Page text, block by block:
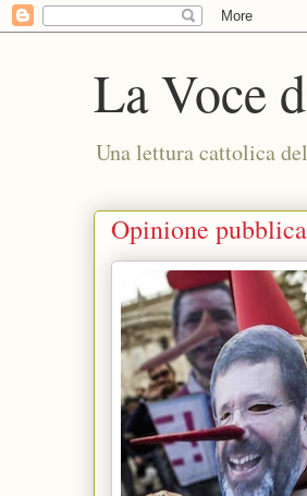
La Voce
Una lettura cattolica
Opinione pubblica